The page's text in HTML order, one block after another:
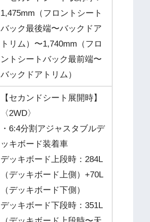
1,475mm（フロントシート
バック最後端〜バックドア
トリム）〜1,740mm（フロ
ントシートバック最前端〜
バックドアトリム）
【セカンドシート展開時】
〈2WD〉
・6:4分割アジャスタブルデ
ッキボード装着車
デッキボード上段時：284L
（デッキボード上側）+70L
（デッキボード下側）
デッキボード下段時：351L